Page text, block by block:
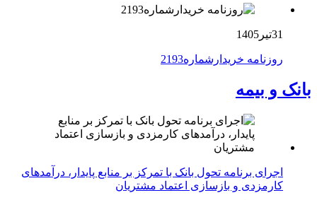
31تیر1405
روزنامه خریدارشماره2193
بانک و بیمه
اجرای برنامه تحول بانک با تمرکز بر منابع پایدار، درآمدهای
کارمزدی و بازسازی اعتماد مشتریان